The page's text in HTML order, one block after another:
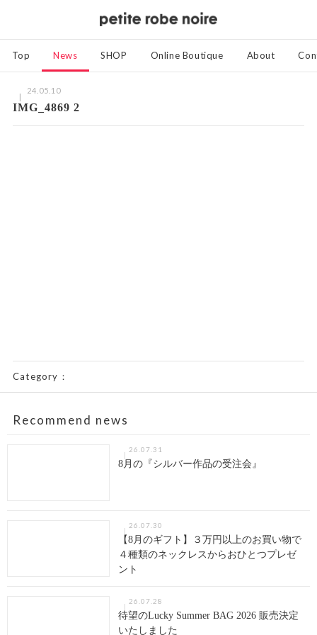
Top News SHOP Online Boutique About
24.05.10
IMG_4869 2
Category：
Recommend news
26.07.31
8月の『シルバー作品の受注会』
26.07.30
【8月のギフト】３万円以上のお買い物で
４種類のネックレスからおひとつプレゼ
ント
26.07.28
待望のLucky Summer BAG 2026 販売決定
いたしました